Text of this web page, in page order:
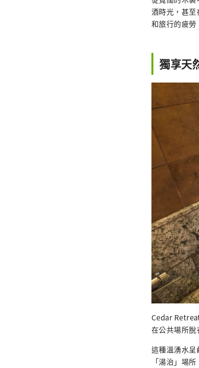
酒時光，甚至
和旅行的疲勞
獨享天
Cedar
在公共場所脫
這種溫湧水
「湯治」場